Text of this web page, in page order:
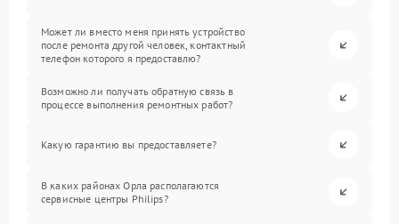
Может ли вместо меня принять устройство
после ремонта другой человек, контактный
телефон которого я предоставлю?
Возможно ли получать обратную связь в
процессе выполнения ремонтных работ?
Какую гарантию вы предоставляете?
В каких районах Орла располагаются
сервисные центры Philips?